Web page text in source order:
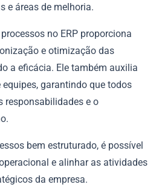
e áreas de melhoria.
no ERP proporciona
e otimização das
a eficácia. Ele também auxilia
garantindo que todos
responsabilidades e o
bem estruturado, é possível
e alinhar as atividades
da empresa.